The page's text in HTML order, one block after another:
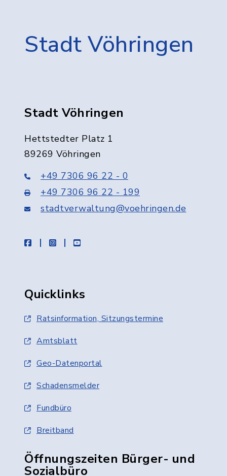
Stadt Vöhringen
Stadt Vöhringen
Hettstedter Platz 1
89269 Vöhringen
+49 7306 96 22 - 0
+49 7306 96 22 - 199
stadtverwaltung@voehringen.de
facebookinstagramyoutube
Quicklinks
Ratsinformation, Sitzungstermine
Amtsblatt
Geo-Datenportal
Schadensmelder
Fundbüro
Breitband
Öffnungszeiten Bürger- und
Sozialbüro